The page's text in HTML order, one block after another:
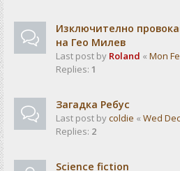
Изключително
на Гео Милев
Last post by Roland « Mon
Replies: 1
Загадка Ребус
Last post bycoldie « Wed
Replies: 2
Science fiction